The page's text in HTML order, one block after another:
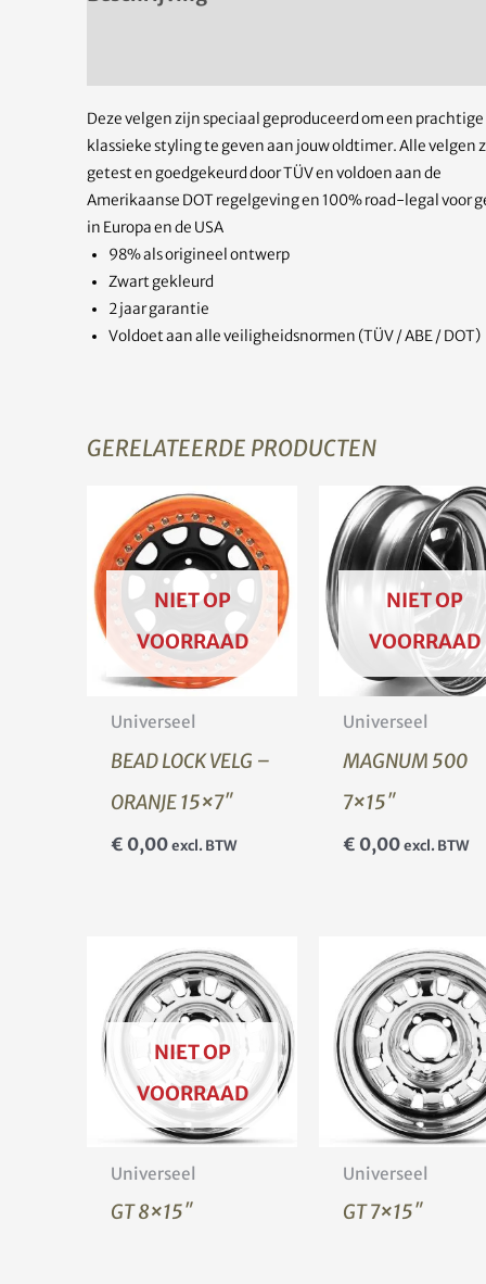
Deze velgen zijn speciaal geproduceerd om een prachtige
klassieke styling te geven aan jouw oldtimer. Alle velgen
getest en goedgekeurd door TÜV en voldoen aan de
Amerikaanse DOT regelgeving en 100% road-legal voor
in Europa en de USA
98% als origineel ontwerp
Zwart gekleurd
2 jaar garantie
Voldoet aan alle veiligheidsnormen (TÜV / ABE / DOT)
GERELATEERDE PRODUCTEN
NIET OP
VOORRAAD
Universeel
BEAD LOCK VELG –
ORANJE 15×7″
€ 0,00 excl. BTW
NIET OP
VOORRAAD
Universeel
MAGNUM 500
7×15″
€ 0,00 excl. BTW
NIET OP
VOORRAAD
Universeel
GT 8×15″
Universeel
GT 7×15″